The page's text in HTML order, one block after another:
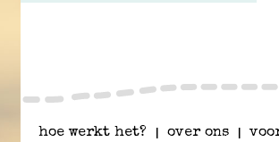
hoe werkt het? over ons